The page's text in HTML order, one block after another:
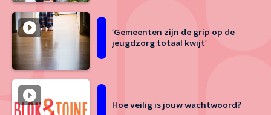
'Gemeenten zijn de grip op de
jeugdzorg totaal kwijt'
Hoe veilig is jouw wachtwoord?